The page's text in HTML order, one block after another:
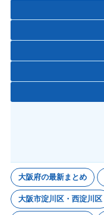
大阪府の最新まとめ
大阪市淀川区・西淀川区